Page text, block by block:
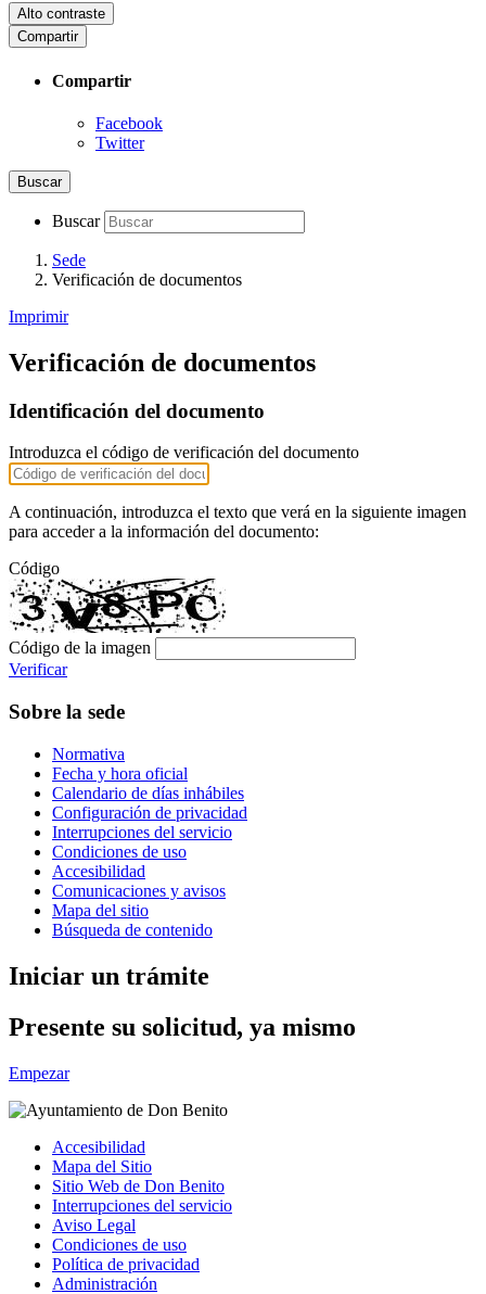
Alto contraste
Compartir
Compartir
Facebook
Twitter
Buscar
Buscar
Sede
Verificación de documentos
Imprimir
Verificación de documentos
Identificación del documento
Introduzca el código de verificación del documento
A continuación, introduzca el texto que verá en la siguiente imagen
para acceder a la información del documento:
Código
Código de la imagen
Verificar
Sobre la sede
Normativa
Fecha y hora oficial
Calendario de días inhábiles
Configuración de privacidad
Interrupciones del servicio
Condiciones de uso
Accesibilidad
Comunicaciones y avisos
Mapa del sitio
Búsqueda de contenido
Iniciar un trámite
Presente su solicitud, ya mismo
Empezar
Accesibilidad
Mapa del Sitio
Sitio Web de Don Benito
Interrupciones del servicio
Aviso Legal
Condiciones de uso
Política de privacidad
Administración